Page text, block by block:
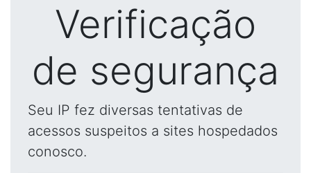
Verificação
de segurança
Seu IP fez diversas tentativas de
acessos suspeitos a sites hospedados
conosco.